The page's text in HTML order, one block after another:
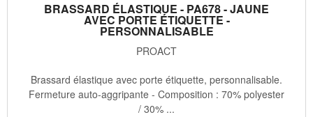
BRASSARD ÉLASTIQUE - PA678 - JAUNE
AVEC PORTE ÉTIQUETTE -
PERSONNALISABLE
PROACT
Brassard élastique avec porte étiquette, personnalisable.
Fermeture auto-aggripante - Composition : 70% polyester
/ 30% ...